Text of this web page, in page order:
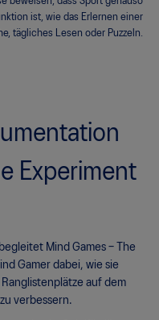
ist, wie das Erlernen einer
tägliches Lesen oder Puzzeln.
Experiment
Mind Games – The
Gamer dabei, wie sie
auf dem
verbessern.